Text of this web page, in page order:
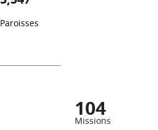
Paroisses
104
Missions